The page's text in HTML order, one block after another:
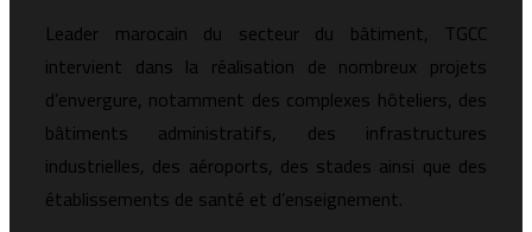
Leader marocain du secteur du bâtiment, TGCC
intervient dans la réalisation de nombreux projets
d’envergure, notamment des complexes hôteliers, des
bâtiments administratifs, des infrastructures
industrielles, des aéroports, des stades ainsi que des
établissements de santé et d’enseignement.